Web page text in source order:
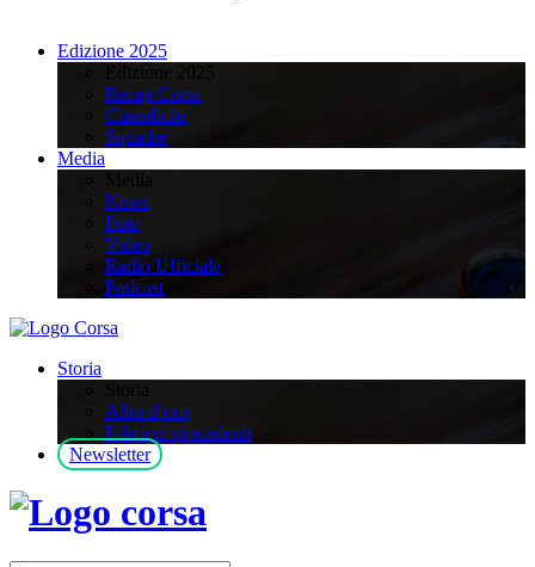
Edizione 2025
Recap Corsa
Classifiche
Squadre
Media
News
Foto
Video
Radio Ufficiale
Podcast
Storia
Albo d’oro
Edizioni precedenti
Newsletter